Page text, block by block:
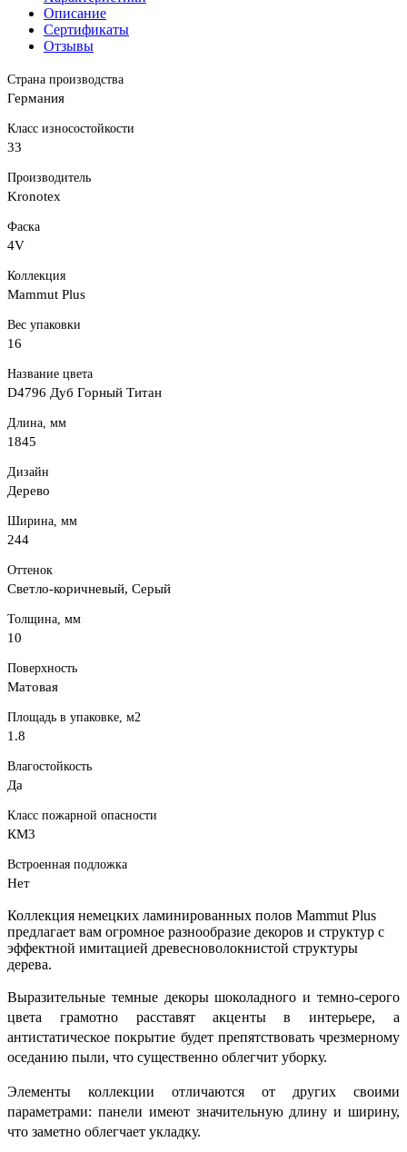
Описание
Сертификаты
Отзывы
Страна производства
Германия
Класс износостойкости
33
Производитель
Kronotex
Фаска
4V
Коллекция
Mammut Plus
Вес упаковки
16
Название цвета
D4796 Дуб Горный Титан
Длина, мм
1845
Дизайн
Дерево
Ширина, мм
244
Оттенок
Светло-коричневый, Серый
Толщина, мм
10
Поверхность
Матовая
Площадь в упаковке, м2
1.8
Влагостойкость
Да
Класс пожарной опасности
КМ3
Встроенная подложка
Нет
Коллекция немецких ламинированных полов Mammut Plus
предлагает вам огромное разнообразие декоров и структур с
эффектной имитацией древесноволокнистой структуры
дерева.
Выразительные темные декоры шоколадного и темно-серого
цвета грамотно расставят акценты в интерьере, а
антистатическое покрытие будет препятствовать чрезмерному
оседанию пыли, что существенно облегчит уборку.
Элементы коллекции отличаются от других своими
параметрами: панели имеют значительную длину и ширину,
что заметно облегчает укладку.